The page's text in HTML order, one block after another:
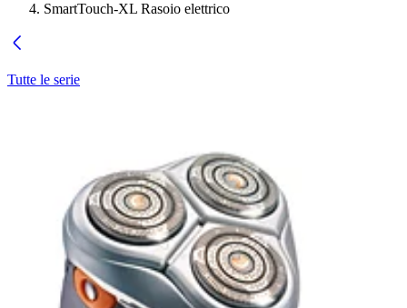
SmartTouch-XL Rasoio elettrico
Tutte le serie